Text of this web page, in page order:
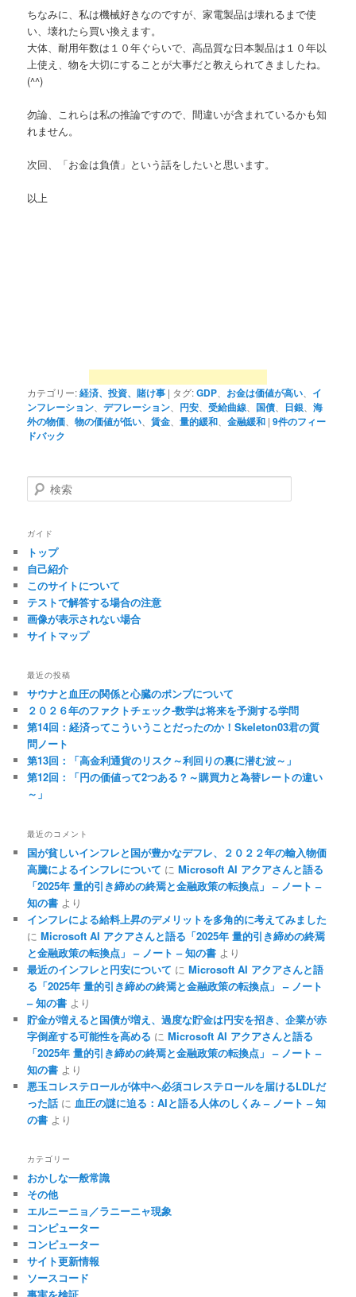
ちなみに、私は機械好きなのですが、家電製品は壊れるまで使
い、壊れたら買い換えます。
大体、耐用年数は１０年ぐらいで、高品質な日本製品は１０年以
上使え、物を大切にすることが大事だと教えられてきましたね。
(^^)
勿論、これらは私の推論ですので、間違いが含まれているかも知
れません。
次回、「お金は負債」という話をしたいと思います。
以上
カテゴリー:経済、投資、賭け事 | タグ:GDP お金は価値が高い
イ
ンフレーション 、デフレーション 円安 、受給曲線 国債 日銀 、海
外の物価 、物の価値が低い 、賃金 、量的緩和 、金融緩和 |9件のフィー
ドバック
検
索
ガイド
トップ
自己紹介
このサイトについて
テストで解答する場合の注意
画像が表示されない場合
サイトマップ
最近の投稿
サウナと血圧の関係と心臓のポンプについて
２０２６年のファクトチェック-数学は将来を予測する学問
第14回：経済ってこういうことだったのか！Skeleton03君の質
問ノート
第13回：「高金利通貨のリスク～利回りの裏に潜む波～」
第12回：「円の価値って2つある？～購買力と為替レートの違い
～」
最近のコメント
国が貧しいインフレと国が豊かなデフレ、２０２２年の輸入物価
高騰によるインフレについて にMicrosoft AI アクアさんと語る
「2025年 量的引き締めの終焉と金融政策の転換点」 – ノート –
知の書 より
インフレによる給料上昇のデメリットを多角的に考えてみました
にMicrosoft AI アクアさんと語る「2025年 量的引き締めの終焉
と金融政策の転換点」 – ノート – 知の書 より
最近のインフレと円安について にMicrosoft AI アクアさんと語
る「2025年 量的引き締めの終焉と金融政策の転換点」 – ノート
– 知の書 より
貯金が増えると国債が増え、過度な貯金は円安を招き、企業が赤
字倒産する可能性を高める にMicrosoft AI アクアさんと語る
「2025年 量的引き締めの終焉と金融政策の転換点」 – ノート –
知の書 より
悪玉コレステロールが体中へ必須コレステロールを届けるLDLだ
った話 に 血圧の謎に迫る：AIと語る人体のしくみ – ノート – 知
の書 より
カテゴリー
おかしな一般常識
その他
エルニーニョ／ラニーニャ現象
コンピューター
コンピューター
サイト更新情報
ソースコード